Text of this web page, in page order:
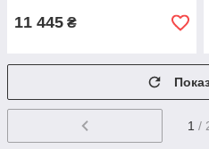
11 445 ₴
1 /